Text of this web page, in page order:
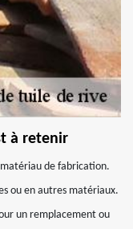
à retenir
de fabrication.
ou en autres matériaux.
un remplacement ou